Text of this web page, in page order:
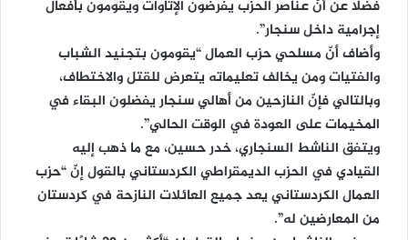
فضلاً عن أنّ عناصر الحزب يفرضون الإتاوات ويقومون بأفعال
إجرامية داخل سنجار”.
وأضاف أنّ مسلحي حزب العمال “يقومون بتجنيد الشباب
والفتيات ومن يخالف تعليماته يتعرض للقتل والاختطاف،
وبالتالي فإنّ النازحين من أهالي سنجار يفضلون البقاء في
المخيمات على العودة في الوقت الحالي”.
ويتفق الناشط السنجاري، خدر حسين، مع ما ذهب إليه
القيادي في الحزب الديمقراطي الكردستاني بالقول إنّ “حزب
العمال الكردستاني يعد جميع العائلات النازحة في كردستان
من المعارضين له”.